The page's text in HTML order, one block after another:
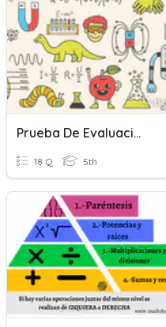
Prueba De Evaluación Tema 5
18 Q 5th